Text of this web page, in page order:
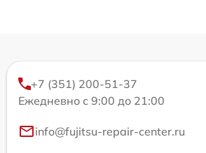
+7 (351) 200-51-37
Ежедневно с 9:00 до 21:00
info@fujitsu-repair-center.ru